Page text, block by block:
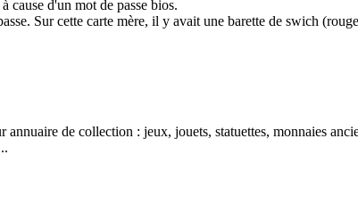
d'un mot de passe bios.
Sur cette carte mère, il y avait une barette de swich
de collection : jeux, jouets, statuettes, monnaies